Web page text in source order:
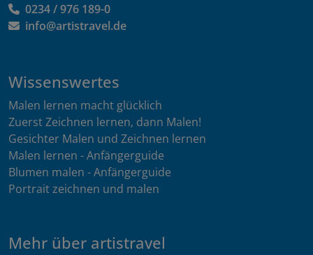
0234 / 976 189-0
info@artistravel.de
Wissenswertes
Malen lernen macht glücklich
Zuerst Zeichnen lernen, dann Malen!
Gesichter Malen und Zeichnen lernen
Malen lernen - Anfängerguide
Blumen malen - Anfängerguide
Portrait zeichnen und malen
Mehr über artistravel